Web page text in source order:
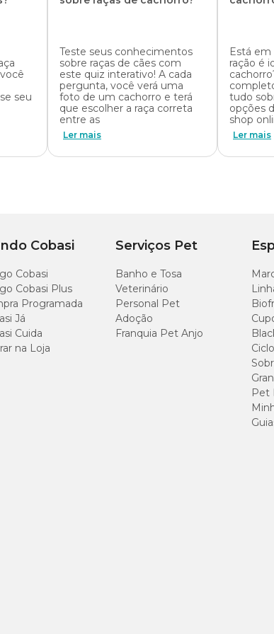
seu
Teste seus conhecimentos
sobre raças de cães com
este quiz interativo! A cada
pergunta, você verá uma
foto de um cachorro e terá
que escolher a raça correta
entre as
Ler mais
Está em
ração é
tudo
opções
shop
Ler mais
Cobasi
Cobasi
Cobasi Plus
Programada
Já
Cuida
na Loja
Serviços Pet
Banho e Tosa
Veterinário
Personal Pet
Adoção
Franquia Pet Anjo
Pet